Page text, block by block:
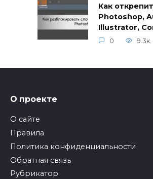
Как
Photoshop,
Illustrator,
0 9.3к.
О проекте
О сайте
Правила
Политика конфиденциальности
Обратная связь
Рубрикатор